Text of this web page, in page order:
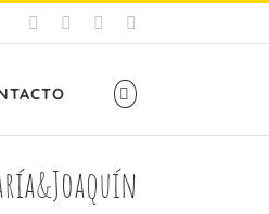
Facebook Instagram